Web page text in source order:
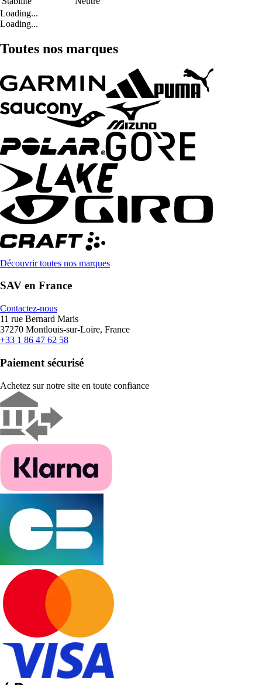
Loading...
Loading...
Toutes nos marques
Découvrir toutes nos marques
SAV en France
Contactez-nous
11 rue Bernard Maris
37270 Montlouis-sur-Loire, France
+33 1 86 47 62 58
Paiement sécurisé
Achetez sur notre site en toute confiance